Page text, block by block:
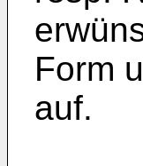
Form
auf.